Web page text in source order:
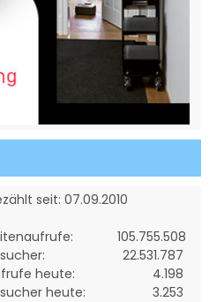
seit: 07.09.2010
105.755.508
22.531.787
heute:
4.198
heute:
3.253